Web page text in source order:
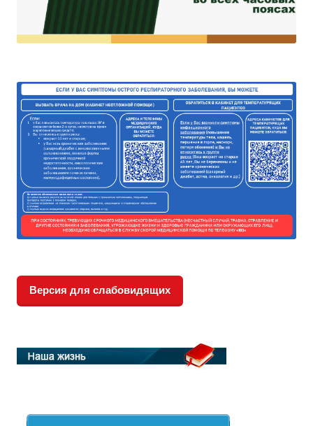
Версия для слабовидящих